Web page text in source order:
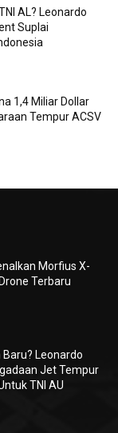
AL? Leonardo
Suplai
1,4 Miliar Dollar
Tempur ACSV
Morfius X-
Terbaru
Leonardo
Jet Tempur
TNI AU